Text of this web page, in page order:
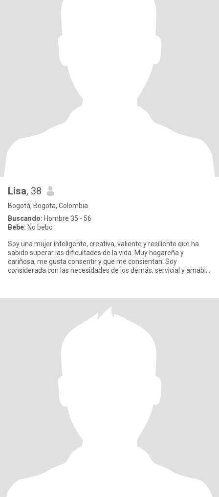
Lisa, 38
Bogotá, Bogota, Colombia
Buscando: Hombre 35 - 56
Bebe: No bebo
Soy una mujer inteligente, creativa, valiente y resiliente que ha
sabido superar las dificultades de la vida. Muy hogareña y
cariñosa, me gusta consentir y que me consientan. Soy
considerada con las necesidades de los demás, servicial y amable.